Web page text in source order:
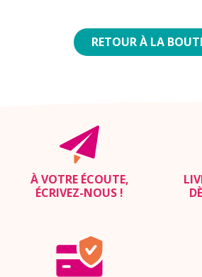
RETOUR À LA
À VOTRE ÉCOUTE,
ÉCRIVEZ-NOUS !